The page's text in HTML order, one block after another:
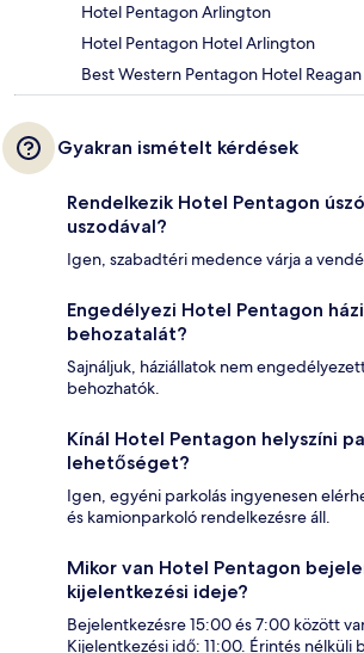
Hotel Pentagon Arlington
Hotel Pentagon Hotel Arlington
Best Western Pentagon Hotel
Gyakran ismételt kérdések
Rendelkezik Hotel Pentagon
uszodával?
Igen, szabadtéri medence várja a
Engedélyezi Hotel Pentagon
behozatalát?
Sajnáljuk, háziállatok nem
behozhatók.
Kínál Hotel Pentagon helyszíni
lehetőséget?
Igen, egyéni parkolás ingyenesen
és kamionparkoló rendelkezésre áll.
Mikor van Hotel Pentagon
kijelentkezési ideje?
Bejelentkezésre 15:00 és 7:00 között
Kijelentkezési idő: 11:00. Érintés nélküli